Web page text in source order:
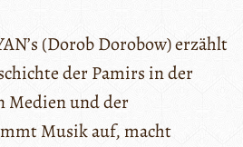
(Dorob Dorobow) erzählt
der Pamirs in der
Medien und der
Musik auf, macht